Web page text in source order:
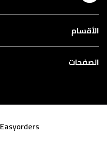
الأقسام
الصفحات
Easyorders